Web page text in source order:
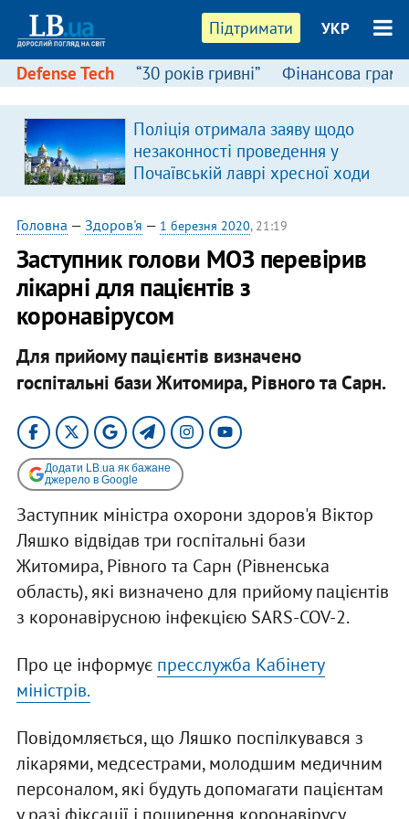
Підтримати УКР
Defense Tech “30 років гривні” Фінансова
Поліція отримала заяву щодо
незаконності проведення у
Почаївській лаврі хресної ходи
Головна — Здоров'я — 1 березня 2020, 21:19
Заступник голови МОЗ перевірив
лікарні для пацієнтів з
коронавірусом
Для прийому пацієнтів визначено
госпітальні бази Житомира, Рівного та Сарн.
Додати LB.ua як бажане
джерело в Google
Заступник міністра охорони здоров'я Віктор
Ляшко відвідав три госпітальні бази
Житомира, Рівного та Сарн (Рівненська
область), які визначено для прийому пацієнтів
з коронавірусною інфекцією SARS-COV-2.
Про це інформує пресслужба Кабінету
міністрів.
Повідомляється, що Ляшко поспілкувався з
лікарями, медсестрами, молодшим медичним
персоналом, які будуть допомагати пацієнтам
у разі фіксації і поширення коронавірусу.